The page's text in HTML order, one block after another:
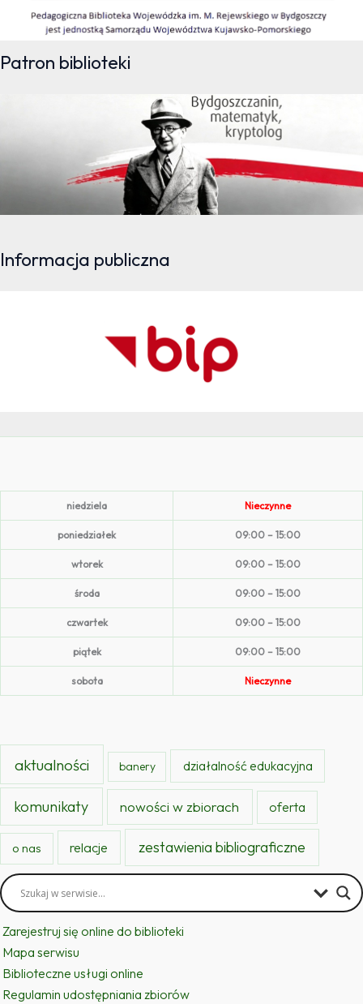
Patron biblioteki
Informacja publiczna
niedziela Nieczynne
poniedziałek 09:00 – 15:00
wtorek 09:00 – 15:00
środa 09:00 – 15:00
czwartek 09:00 – 15:00
piątek 09:00 – 15:00
sobota Nieczynne
aktualności banery działalność edukacyjna
komunikaty nowości w zbiorach oferta
o nas relacje zestawienia bibliograficzne
Zarejestruj się online do biblioteki
Mapa serwisu
Biblioteczne usługi online
Regulamin udostępniania zbiorów